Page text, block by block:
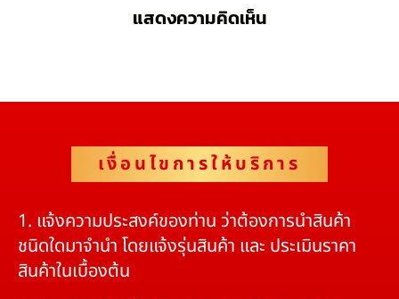
แสดงความคิดเห็น
เงื่อนไขการให้บริการ
1. แจ้งความประสงค์ของท่าน ว่าต้องการนำสินค้า
ชนิดใดมาจำนำ โดยแจ้งรุ่นสินค้า และ ประเมินราคา
สินค้าในเบื้องต้น